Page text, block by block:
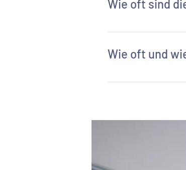
Wie oft sind
Unsere Alkohol-Marker
Wie oft und
Die Frage nach der